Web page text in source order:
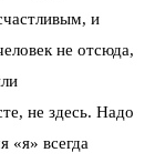
и
не отсюда,
не здесь. Надо
«я» всегда